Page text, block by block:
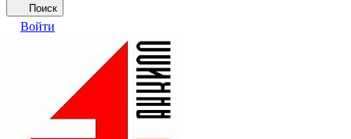
Поиск
Войти